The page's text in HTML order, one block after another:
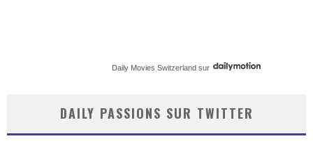
Daily Movies Switzerland sur
DAILY PASSIONS SUR TWITTER